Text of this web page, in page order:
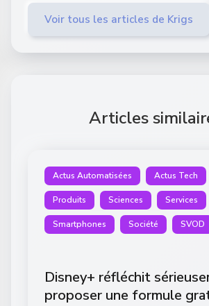
Voir tous les articles de Krigs
Articles
Actus Automatisées Actus Tech
Produits Sciences Services
Smartphones Société SVOD
Disney+ réfléchit
proposer une formule